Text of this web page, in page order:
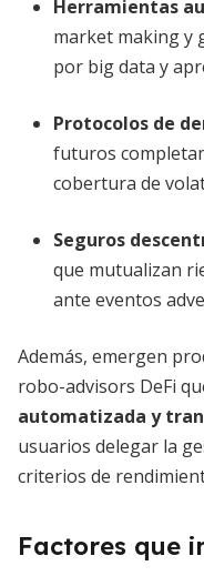
Herramientas
market making y
por big data y
Protocolos de
futuros
cobertura de
Seguros
que mutualizan
ante eventos
Además, emergen
robo-advisors DeFi
automatizada y
usuarios delegar la
criterios de
Factores que